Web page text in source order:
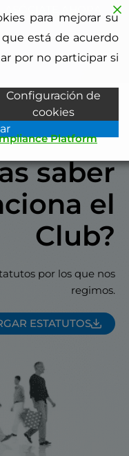
saber
el
Club?
por los que nos
regimos.
ESTATUTOS
para mejorar su
está de acuerdo
por no participar si
Configuración de
cookies
Platform